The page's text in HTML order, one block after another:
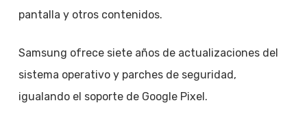
pantalla y otros contenidos.
Samsung ofrece siete años de actualizaciones del
sistema operativo y parches de seguridad,
igualando el soporte de Google Pixel.